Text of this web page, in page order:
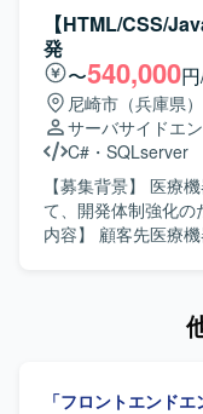
す。 【開発環境】 MAツールとしてMarketoを中心に、
HTML/CSSで構成さ
ります。
だきます。レスポ
忠実に再現する実装も担
物像】 デザイン意
てコーディングがで
用した効率的な開発
にコミュニケーショ
望ましいです。 【ポジションの魅力】 AIツールを積極的に
活用できる環境で
身につけることが
ションが活発で活
【HTML/CSS/
発
〜540,000
尼崎市（兵庫県）
サーバサイドエ
C# ・ SQLserver
【募集背景】 医療
て、開発体制強化のた
内容】 顧客先医療
ことで、専門性の
「フロントエンド